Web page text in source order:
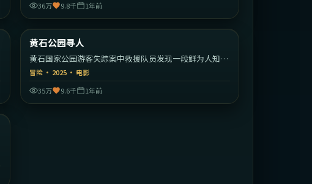
36万
9.8千 1年前
热门
1:55:30
黄石公园寻人
黄石国家公园游客失踪案中救援队员发现一段鲜为人知的
家族秘密。
冒险 · 2025 · 电影
35万
9.6千 1年前